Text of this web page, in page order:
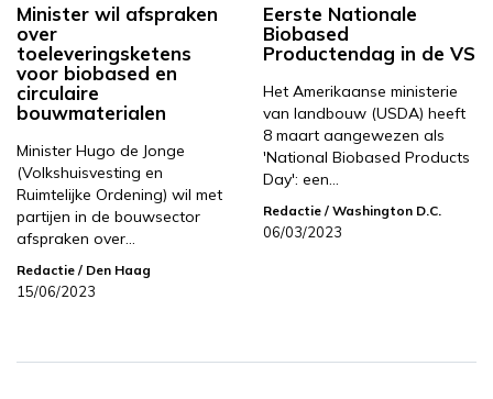
Minister wil afspraken
over
toeleveringsketens
voor biobased en
circulaire
bouwmaterialen
Minister Hugo de Jonge
(Volkshuisvesting en
Ruimtelijke Ordening) wil met
partijen in de bouwsector
afspraken over…
Redactie / Den Haag
15/06/2023
Eerste Nationale
Biobased
Productendag in de VS
Het Amerikaanse ministerie
van landbouw (USDA) heeft
8 maart aangewezen als
'National Biobased Products
Day': een…
Redactie / Washington D.C.
06/03/2023